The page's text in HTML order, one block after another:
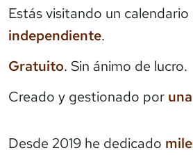
Estás visitando un
independiente.
Gratuito. Sin ánimo de lucro.
Creado y gestionado por
Desde 2019 he dedicado